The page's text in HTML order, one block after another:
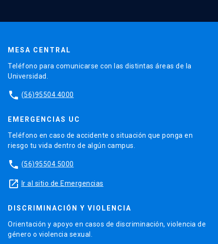
MESA CENTRAL
Teléfono para comunicarse con las distintas áreas de la
Universidad.
phone (56)95504 4000
EMERGENCIAS UC
Teléfono en caso de accidente o situación que ponga en
riesgo tu vida dentro de algún campus.
phone (56)95504 5000
launch Ir al sitio de Emergencias
DISCRIMINACIÓN Y VIOLENCIA
Orientación y apoyo en casos de discriminación, violencia de
género o violencia sexual.